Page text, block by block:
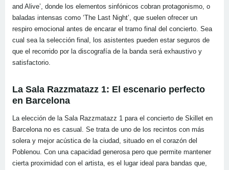
and Alive’, donde los elementos sinfónicos cobran protagonismo, o
baladas intensas como ‘The Last Night’, que suelen ofrecer un
respiro emocional antes de encarar el tramo final del concierto. Sea
cual sea la selección final, los asistentes pueden estar seguros de
que el recorrido por la discografía de la banda será exhaustivo y
satisfactorio.
La Sala Razzmatazz 1: El escenario perfecto
en Barcelona
La elección de la Sala Razzmatazz 1 para el concierto de Skillet en
Barcelona no es casual. Se trata de uno de los recintos con más
solera y mejor acústica de la ciudad, situado en el corazón del
Poblenou. Con una capacidad generosa pero que permite mantener
cierta proximidad con el artista, es el lugar ideal para bandas que,